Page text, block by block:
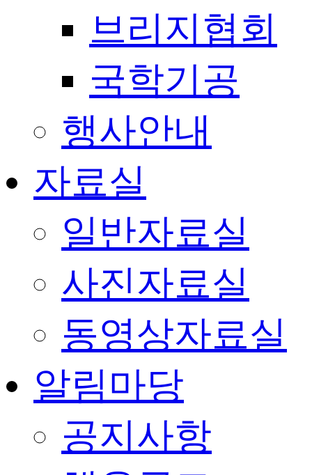
브리지협회
국학기공
행사안내
자료실
일반자료실
사진자료실
동영상자료실
알림마당
공지사항